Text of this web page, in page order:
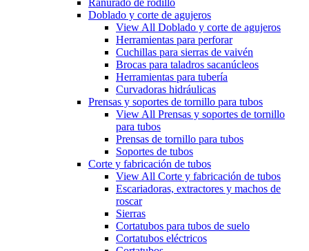
Ranurado de rodillo
Doblado y corte de agujeros
View All Doblado y corte de agujeros
Herramientas para perforar
Cuchillas para sierras de vaivén
Brocas para taladros sacanúcleos
Herramientas para tubería
Curvadoras hidráulicas
Prensas y soportes de tornillo para tubos
View All Prensas y soportes de tornillo
para tubos
Prensas de tornillo para tubos
Soportes de tubos
Corte y fabricación de tubos
View All Corte y fabricación de tubos
Escariadoras, extractores y machos de
roscar
Sierras
Cortatubos para tubos de suelo
Cortatubos eléctricos